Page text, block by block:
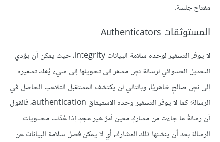
مفتاح جلسة.
المستوثقات Authenticators
لا يوفر التشفير لوحده سلامة البيانات integrity، حيث يمكن أن يؤدي
التعديل العشوائي لرسالة نصٍ مشفر إلى تحويلها إلى شيء يُفك تشفيره
إلى نصٍ صالحٍ ظاهريًا، وبالتالي لن يكتشف المستقبل التلاعب الحاصل في
الرسالة؛ كما لا يوفر التشفير وحده الاستيثاق authentication، فالقول
أن رسالةً ما جاءت من مشاركٍ معين أمرٌ غير مجدٍ إذا عُدِّلت محتويات
الرسالة بعد أن ينشئها ذلك المشارك، أي لا يمكن فصل سلامة البيانات عن